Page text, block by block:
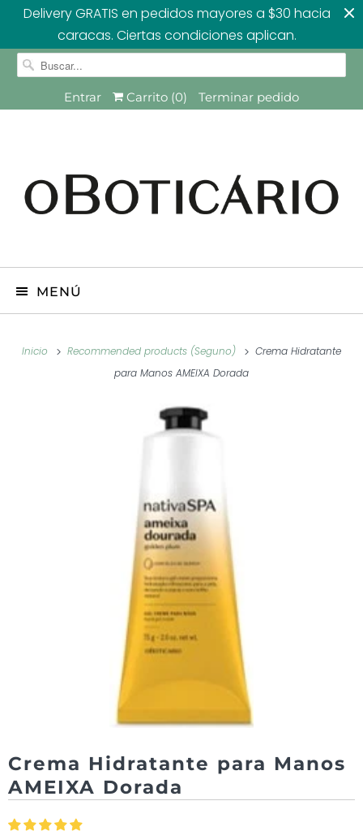
Delivery GRATIS en pedidos mayores a $30 hacia
caracas. Ciertas condiciones aplican.
Entrar Carrito (0) Terminar pedido
MENÚ
Inicio Recommended products (Seguno)
Crema Hidratante
para Manos AMEIXA Dorada
Crema Hidratante para Manos
AMEIXA Dorada